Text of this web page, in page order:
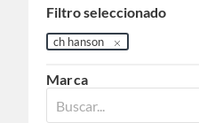
Filtro seleccionado
ch hanson
Marca